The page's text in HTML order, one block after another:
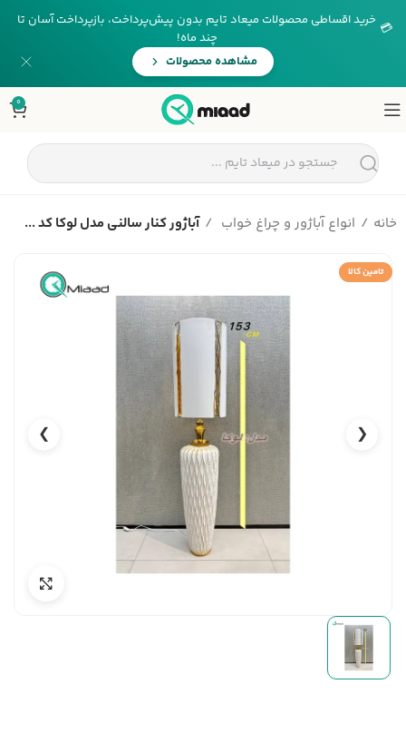
💳 خرید اقساطی محصولات میعاد تایم بدون پیش‌پرداخت، بازپرداخت آسان تا
چند ماه!
مشاهده محصولات
0
خانه انواع آباژور و چراغ خواب آباژور کنار سالنی مدل لوکا کد ...
تامین کالا
❮
❯